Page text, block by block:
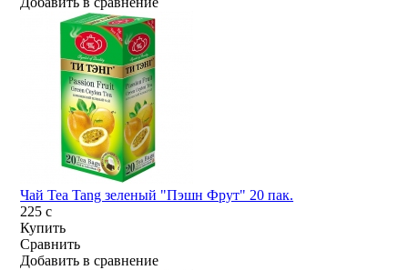
Чай Tea Tang зеленый "Пэшн Фрут" 20 пак.
225c
Купить
Сравнить
Добавить в сравнение